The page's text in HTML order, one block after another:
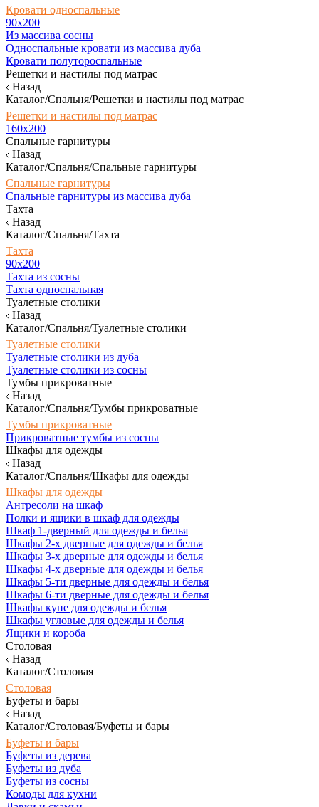
Кровати односпальные
90х200
Из массива сосны
Односпальные кровати из массива дуба
Кровати полутороспальные
Решетки и настилы под матрас
Назад
Каталог/Спальня/Решетки и настилы под матрас
Решетки и настилы под матрас
160х200
Спальные гарнитуры
Назад
Каталог/Спальня/Спальные гарнитуры
Спальные гарнитуры
Спальные гарнитуры из массива дуба
Тахта
Назад
Каталог/Спальня/Тахта
Тахта
90х200
Тахта из сосны
Тахта односпальная
Туалетные столики
Назад
Каталог/Спальня/Туалетные столики
Туалетные столики
Туалетные столики из дуба
Туалетные столики из сосны
Тумбы прикроватные
Назад
Каталог/Спальня/Тумбы прикроватные
Тумбы прикроватные
Прикроватные тумбы из сосны
Шкафы для одежды
Назад
Каталог/Спальня/Шкафы для одежды
Шкафы для одежды
Антресоли на шкаф
Полки и ящики в шкаф для одежды
Шкаф 1-дверный для одежды и белья
Шкафы 2-х дверные для одежды и белья
Шкафы 3-х дверные для одежды и белья
Шкафы 4-х дверные для одежды и белья
Шкафы 5-ти дверные для одежды и белья
Шкафы 6-ти дверные для одежды и белья
Шкафы купе для одежды и белья
Шкафы угловые для одежды и белья
Ящики и короба
Столовая
Назад
Каталог/Столовая
Столовая
Буфеты и бары
Назад
Каталог/Столовая/Буфеты и бары
Буфеты и бары
Буфеты из дерева
Буфеты из дуба
Буфеты из сосны
Комоды для кухни